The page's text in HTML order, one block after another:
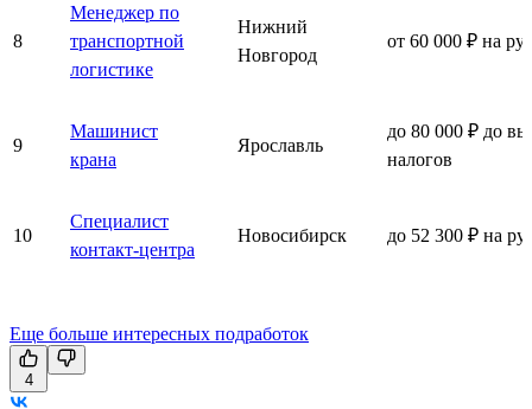
8
Менеджер по
транспортной
логистике
Нижний
Новгород
от 60 000 ₽ на
9
Машинист
крана
Ярославль
до 80 000 ₽ до
налогов
10
Специалист
контакт-центра
Новосибирск до 52 300 ₽ на
Еще больше интересных подработок
4